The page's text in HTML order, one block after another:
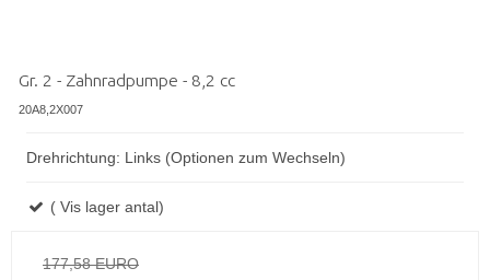
Gr. 2 - Zahnradpumpe - 8,2 cc
20A8,2X007
Drehrichtung: Links (Optionen zum Wechseln)
( Vis lager antal)
177,58 EURO